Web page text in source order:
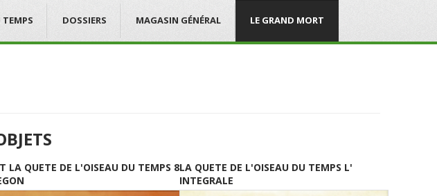
DOSSIERS MAGASIN GÉNÉRAL LE GRAND MORT
LA QUETE DE L'OISEAU DU TEMPS 8LA QUETE DE L'OISEAU DU TEMPS L'
INTEGRALE